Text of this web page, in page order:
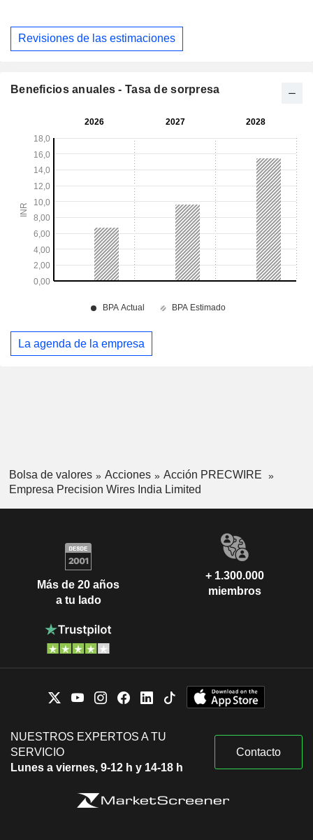
Revisiones de las estimaciones
Beneficios anuales - Tasa de sorpresa
La agenda de la empresa
Bolsa de valores Acciones
Acción PRECWIRE
Empresa Precision Wires India Limited
Más de 20 años
a tu lado
+ 1.300.000
miembros
NUESTROS EXPERTOS A TU
SERVICIO
Lunes a viernes, 9-12 h y 14-18 h
Contacto